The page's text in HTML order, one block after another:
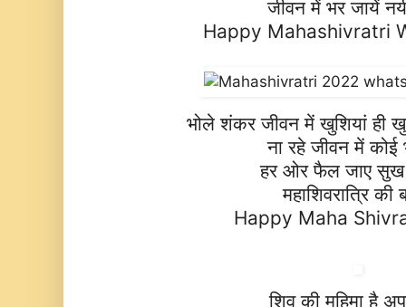
जीवन में भर जायें
Happy Mahashivratri
भोले शंकर जीवन में खुशियां ही
ना रहे जीवन में कोई
हर ओर फैल जाए
महाशिवरात्रि की
Happy Maha
शिव की महिमा है